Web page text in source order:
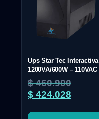
Ups Star Tec Interactiva
1200VA/600W – 110VAC
$460.900
$ 424.028